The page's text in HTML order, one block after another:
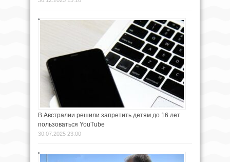
В Австралии решили запретить детям до 16 лет
пользоваться YouTube
30.07.2025 23:00